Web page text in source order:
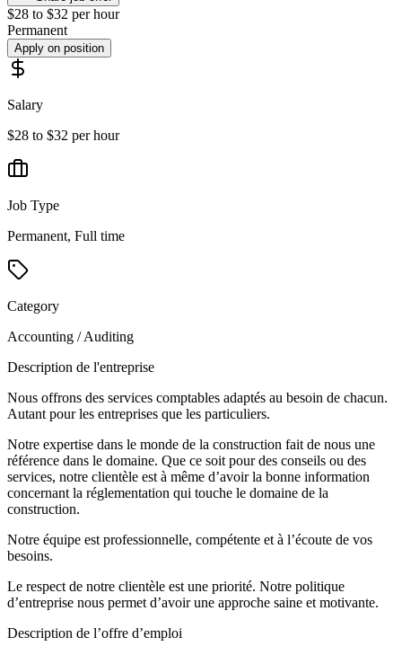
$28 to $32 per hour
Permanent
Apply on position
Salary
$28 to $32 per hour
Job Type
Permanent, Full time
Category
Accounting / Auditing
Description de l'entreprise
Nous offrons des services comptables adaptés au besoin de chacun.
Autant pour les entreprises que les particuliers.
Notre expertise dans le monde de la construction fait de nous une
référence dans le domaine. Que ce soit pour des conseils ou des
services, notre clientèle est à même d’avoir la bonne information
concernant la réglementation qui touche le domaine de la
construction.
Notre équipe est professionnelle, compétente et à l’écoute de vos
besoins.
Le respect de notre clientèle est une priorité. Notre politique
d’entreprise nous permet d’avoir une approche saine et motivante.
Description de l’offre d’emploi